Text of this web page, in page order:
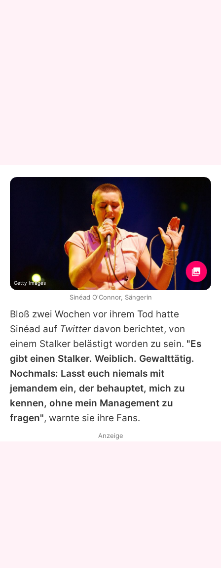
Bloß zwei Wochen vor ihrem Tod hatte
Sinéad auf Twitterdavon berichtet, von
einem Stalker belästigt worden zu sein. "Es
gibt einen Stalker. Weiblich. Gewalttätig.
Nochmals: Lasst euch niemals mit
jemandem ein, der behauptet, mich zu
kennen, ohne mein Management zu
fragen", warnte sie ihre Fans.
Getty Images
Sinéad O'Connor, Sängerin
Anzeige